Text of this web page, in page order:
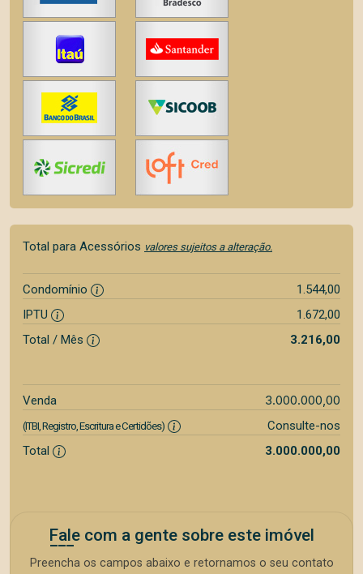
Total para Acessórios valores sujeitos a alteração.
Condomínio
1.544,00
IPTU
1.672,00
Total / Mês
3.216,00
Venda 3.000.000,00
(ITBI, Registro, Escritura e Certidões)
Consulte-nos
Total
3.000.000,00
Fale com a gente sobre este imóvel
Preencha os campos abaixo e retornamos o seu contato